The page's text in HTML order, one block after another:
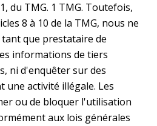
du TMG. 1 TMG. Toutefois,
8 à 10 de la TMG, nous ne
que prestataire de
informations de tiers
ni d'enquêter sur des
une activité illégale. Les
ou de bloquer l'utilisation
aux lois générales